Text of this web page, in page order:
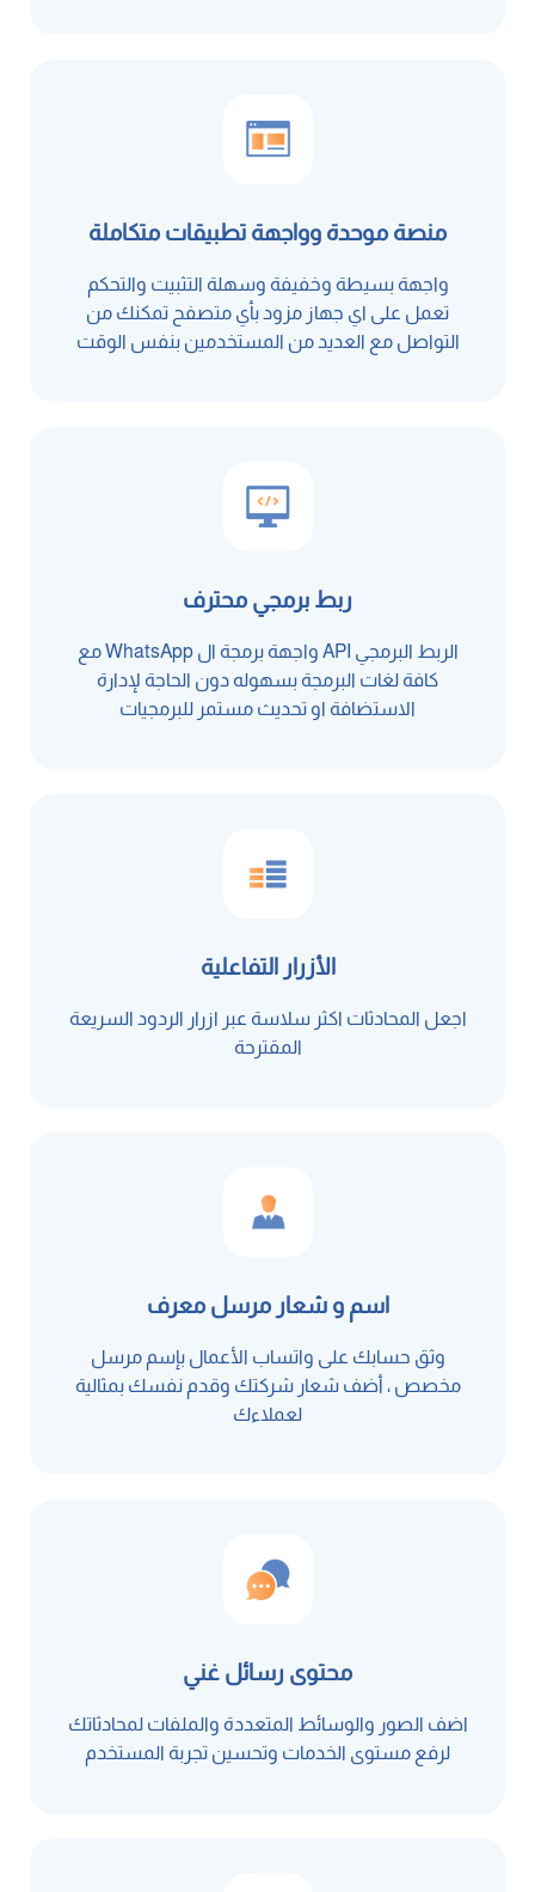
منصة موحدة وواجهة تطبيقات متكاملة
واجهة بسيطة وخفيفة وسهلة التثبيت والتحكم
تعمل على اي جهاز مزود بأي متصفح تمكنك من
التواصل مع العديد من المستخدمين بنفس الوقت
ربط برمجي محترف
الربط البرمجي API واجهة برمجة ال WhatsApp مع
كافة لغات البرمجة بسهوله دون الحاجة لإدارة
الاستضافة او تحديث مستمر للبرمجيات
الأزرار التفاعلية
اجعل المحادثات اكثر سلاسة عبر ازرار الردود السريعة
المقترحة
اسم و شعار مرسل معرف
وثق حسابك على واتساب الأعمال بإسم مرسل
مخصص ، أضف شعار شركتك وقدم نفسك بمثالية
لعملاءك
محتوى رسائل غني
اضف الصور والوسائط المتعددة والملفات لمحادثاتك
لرفع مستوى الخدمات وتحسين تجربة المستخدم